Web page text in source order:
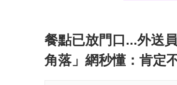
餐點已放門口...外送
角落」網秒懂：肯定